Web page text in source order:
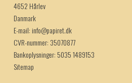
4652 Hårlev
Danmark
E-mail: info@papiret.dk
CVR-nummer: 35070877
Bankoplysninger: 5035 1489153
Sitemap